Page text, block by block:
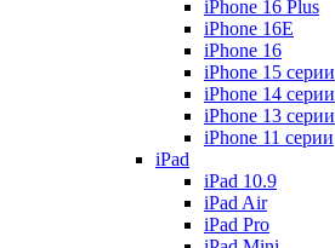
iPhone 16 Plus
iPhone 16E
iPhone 16
iPhone 15 серии
iPhone 14 серии
iPhone 13 серии
iPhone 11 серии
iPad
iPad 10.9
iPad Air
iPad Pro